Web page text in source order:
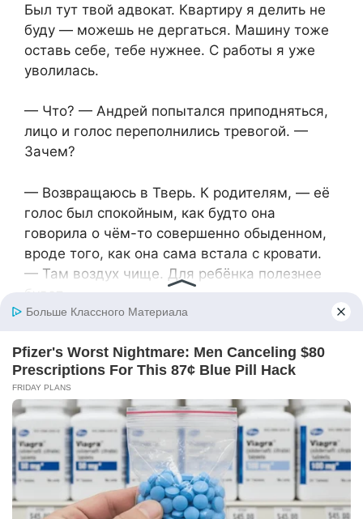
Был тут твой адвокат. Квартиру я делить не
буду — можешь не дергаться. Машину тоже
оставь себе, тебе нужнее. С работы я уже
уволилась.
— Что? — Андрей попытался приподняться,
лицо и голос переполнились тревогой. —
Зачем?
— Возвращаюсь в Тверь. К родителям, — её
голос был спокойным, как будто она
говорила о чём-то совершенно обыденном,
вроде того, как она сама встала с кровати.
— Там воздух чище. Для ребёнка полезнее
— Надо, Андрюша. Надо, — она впервые
улыбнулась, это была не радость, а нечто
вроде облегчения. — Знаешь, я тут столько
всего передумала, пока ты тут… в отключке
валялся. Ты прав — я правда старая дура.
Только не потому, что верила тебе. А потому,
что боялась жить без тебя.